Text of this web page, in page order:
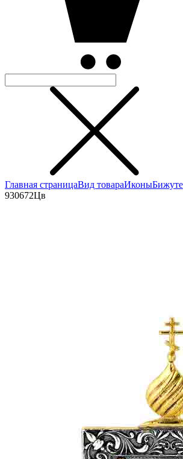
Главная страницаВид товараИконы
930672Цв